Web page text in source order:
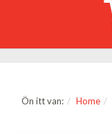
Ön itt van: Home